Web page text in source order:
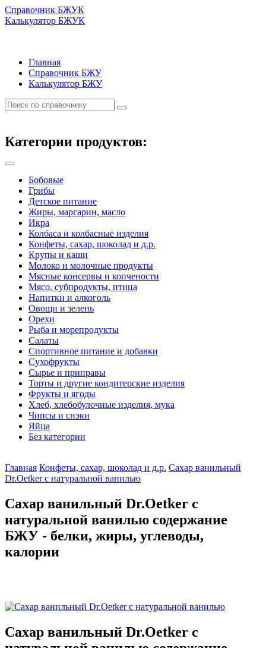
Справочник БЖУК
Калькулятор БЖУК
Главная
Справочник БЖУ
Калькулятор БЖУ
Категории продуктов:
Бобовые
Грибы
Детское питание
Жиры, маргарин, масло
Икра
Колбаса и колбасные изделия
Конфеты, сахар, шоколад и д.р.
Крупы и каши
Молоко и молочные продукты
Мясные консервы и копчености
Мясо, субпродукты, птица
Напитки и алкоголь
Овощи и зелень
Орехи
Рыба и морепродукты
Салаты
Спортивное питание и добавки
Сухофрукты
Сырье и приправы
Торты и другие кондитерские изделия
Фрукты и ягоды
Хлеб, хлебобулочные изделия, мука
Чипсы и снэки
Яйца
Без категории
Главная Конфеты, сахар, шоколад и д.р. Сахар ванильный
Dr.Oetker с натуральной ванилью
Сахар ванильный Dr.Oetker с
натуральной ванилью содержание
БЖУ - белки, жиры, углеводы,
калории
Сахар ванильный Dr.Oetker с